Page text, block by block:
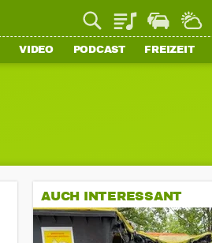
PlaylistStaupilot
VIDEO PODCAST FREIZEIT
AUCH INTERESSANT